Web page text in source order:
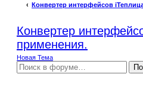
Конвертер интерфейсов
Конвертер
применения.
Новая Тема